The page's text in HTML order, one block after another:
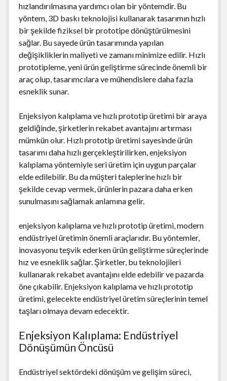
hızlandırılmasına yardımcı olan bir yöntemdir. Bu
yöntem, 3D baskı teknolojisi kullanarak tasarımın hızlı
bir şekilde fiziksel bir prototipe dönüştürülmesini
sağlar. Bu sayede ürün tasarımında yapılan
değişikliklerin maliyeti ve zamanı minimize edilir. Hızlı
prototipleme, yeni ürün geliştirme sürecinde önemli bir
araç olup, tasarımcılara ve mühendislere daha fazla
esneklik sunar.
Enjeksiyon kalıplama ve hızlı prototip üretimi bir araya
geldiğinde, şirketlerin rekabet avantajını artırması
mümkün olur. Hızlı prototip üretimi sayesinde ürün
tasarımı daha hızlı gerçekleştirilirken, enjeksiyon
kalıplama yöntemiyle seri üretim için uygun parçalar
elde edilebilir. Bu da müşteri taleplerine hızlı bir
şekilde cevap vermek, ürünlerin pazara daha erken
sunulmasını sağlamak anlamına gelir.
enjeksiyon kalıplama ve hızlı prototip üretimi, modern
endüstriyel üretimin önemli araçlarıdır. Bu yöntemler,
inovasyonu teşvik ederken ürün geliştirme süreçlerinde
hız ve esneklik sağlar. Şirketler, bu teknolojileri
kullanarak rekabet avantajını elde edebilir ve pazarda
öne çıkabilir. Enjeksiyon kalıplama ve hızlı prototip
üretimi, gelecekte endüstriyel üretim süreçlerinin temel
taşları olmaya devam edecektir.
Enjeksiyon Kalıplama: Endüstriyel
Dönüşümün Öncüsü
Endüstriyel sektördeki dönüşüm ve gelişim süreci,